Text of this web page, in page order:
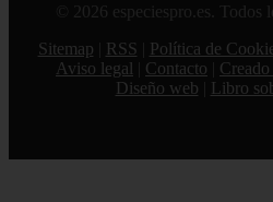
© 2026 especiespro.es. Todos
Sitemap
RSS Política de
Aviso legal
Contacto
Diseño web
Libro